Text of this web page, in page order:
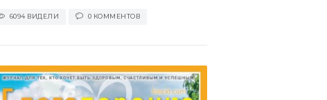
6094 ВИДЕЛИ 0 КОММЕНТОВ